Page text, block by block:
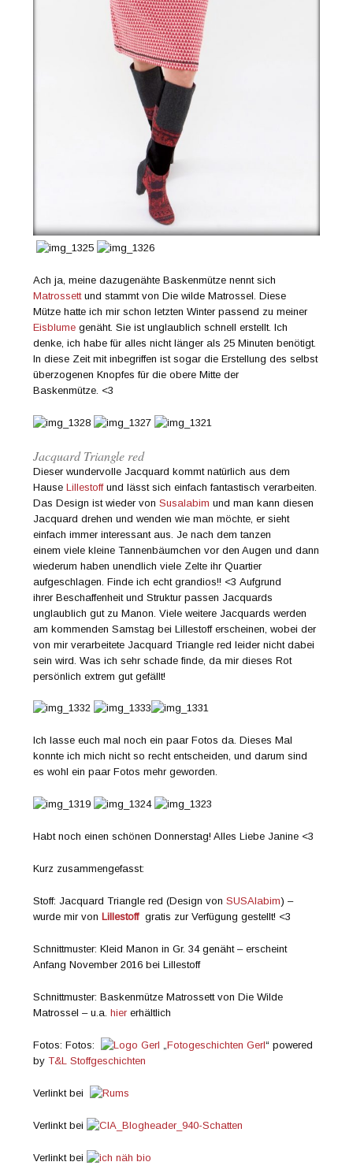
Ach ja, meine dazugenähte Baskenmütze nennt sich
Matrossettund stammt von Die wilde Matrossel. Diese
Mütze hatte ich mir schon letzten Winter passend zu meiner
Eisblume genäht. Sie ist unglaublich schnell erstellt. Ich
denke, ich habe für alles nicht länger als 25 Minuten benötigt.
In diese Zeit mit inbegriffen ist sogar die Erstellung des selbst
überzogenen Knopfes für die obere Mitte der
Baskenmütze. <3
Jacquard Triangle red
Dieser wundervolle Jacquard kommt natürlich aus dem
HauseLillestoffund lässt sich einfach fantastisch verarbeiten.
Das Design ist wieder vonSusalabim und man kann diesen
Jacquard drehen und wenden wie man möchte, er sieht
einfach immer interessant aus. Je nach dem tanzen
einem viele kleine Tannenbäumchen vor den Augen und dann
wiederum haben unendlich viele Zelte ihr Quartier
aufgeschlagen. Finde ich echt grandios!! <3 Aufgrund
ihrer Beschaffenheit und Struktur passen Jacquards
unglaublich gut zu Manon. Viele weitere Jacquards werden
am kommenden Samstag bei Lillestoff erscheinen, wobei der
von mir verarbeitete Jacquard Triangle red leider nicht dabei
sein wird. Was ich sehr schade finde, da mir dieses Rot
persönlich extrem gut gefällt!
Ich lasse euch mal noch ein paar Fotos da. Dieses Mal
konnte ich mich nicht so recht entscheiden, und darum sind
es wohl ein paar Fotos mehr geworden.
Habt noch einen schönen Donnerstag! Alles Liebe Janine <3
Kurz zusammengefasst:
Stoff: Jacquard Triangle red (Design vonSUSAlabim) –
wurde mir von Lillestoffgratis zur Verfügung gestellt! <3
Schnittmuster: Kleid Manon in Gr. 34 genäht – erscheint
Anfang November 2016 bei Lillestoff
Schnittmuster: Baskenmütze Matrossett von Die Wilde
Matrossel – u.a.hier erhältlich
Fotos: Fotos: „Fotogeschichten Gerl“ powered
byT&L Stoffgeschichten
Verlinkt bei
Verlinkt bei
Verlinkt bei